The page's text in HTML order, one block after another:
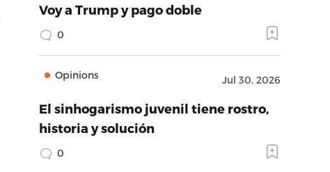
Voy a Trump y pago doble
0
Opinions Jul 30, 2026
El sinhogarismo juvenil tiene rostro,
historia y solución
0